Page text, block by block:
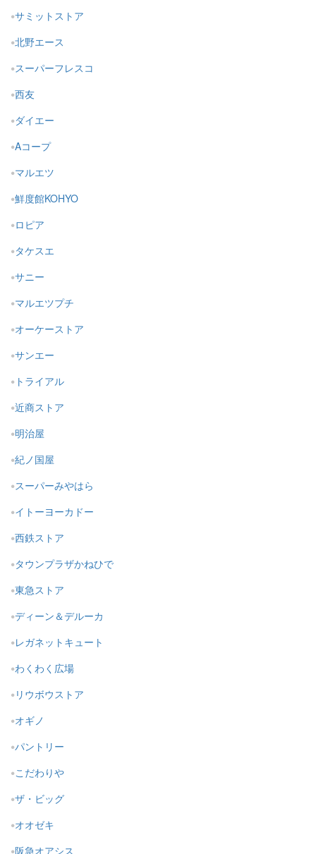
サミットストア
北野エース
スーパーフレスコ
西友
ダイエー
Aコープ
マルエツ
鮮度館KOHYO
ロピア
タケスエ
サニー
マルエツプチ
オーケーストア
サンエー
トライアル
近商ストア
明治屋
紀ノ国屋
スーパーみやはら
イトーヨーカドー
西鉄ストア
タウンプラザかねひで
東急ストア
ディーン＆デルーカ
レガネットキュート
わくわく広場
リウボウストア
オギノ
パントリー
こだわりや
ザ・ビッグ
オオゼキ
阪急オアシス